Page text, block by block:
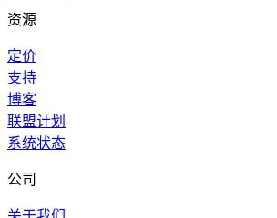
资源
定价
支持
博客
联盟计划
系统状态
公司